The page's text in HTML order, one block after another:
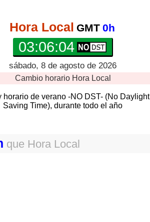
Hora Local GMT 0h
03:06:05
sábado, 8 de agosto de 2026
Cambio horario Hora Local
horario de verano -NO DST- (No Daylight
Saving Time), durante todo el año
que Hora Local